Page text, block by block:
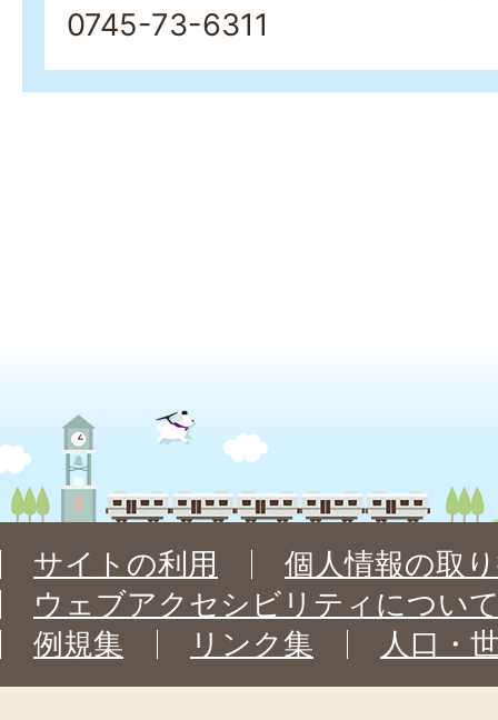
0745-73-6311
サイトの利用
個人情報の取
ウェブアクセシビリティについ
例規集
リンク集 人口・